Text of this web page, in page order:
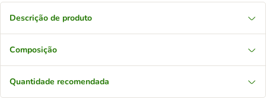
Descrição de produto
Composição
Quantidade recomendada